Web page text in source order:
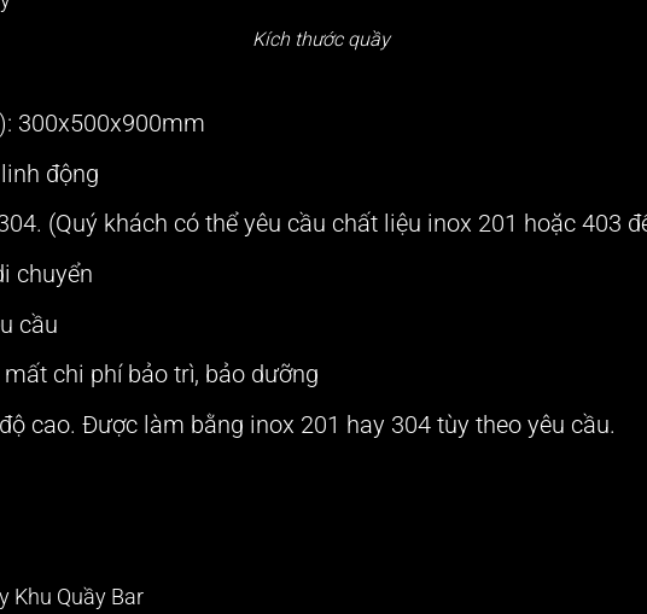
Kích thước quầy
300x500x900mm
động
(Quý khách có thể yêu cầu chất liệu inox 201 hoặc 403
chuyển
cầu
chi phí bảo trì, bảo dưỡng
cao. Được làm bằng inox 201 hay 304 tùy theo yêu cầu.